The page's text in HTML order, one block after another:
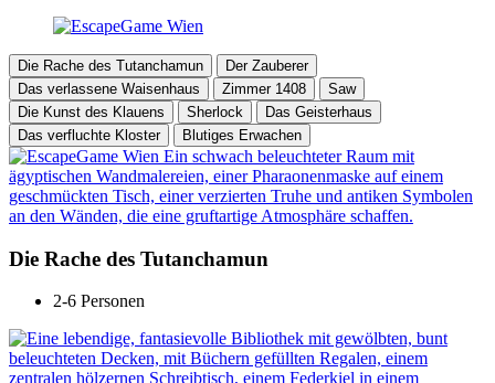
Die Rache des Tutanchamun
Der Zauberer
Das verlassene Waisenhaus
Zimmer 1408
Saw
Die Kunst des Klauens
Sherlock
Das Geisterhaus
Das verfluchte Kloster
Blutiges Erwachen
Die Rache des Tutanchamun
2-6 Personen